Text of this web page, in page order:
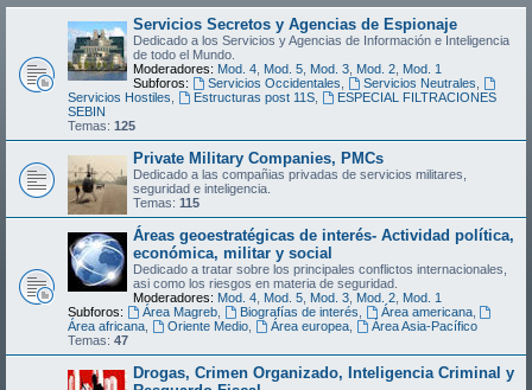
Servicios Secretos y Agencias de Espionaje
Dedicado a los Servicios y Agencias de Información e Inteligencia
de todo el Mundo.
Moderadores: Mod. 4 Mod. 5 Mod. 3 Mod. 2 Mod. 1
Subforos:
Servicios Occidentales Servicios Neutrales
Servicios Hostiles
Estructuras post 11S,
ESPECIAL FILTRACIONES
SEBIN
Temas: 125
Private Military Companies, PMCs
Dedicado a las compañias privadas de servicios militares,
seguridad e inteligencia.
Temas: 115
Áreas geoestratégicas de interés- Actividad política,
económica, militar y social
Dedicado a tratar sobre los principales conflictos internacionales,
asi como los riesgos en materia de seguridad.
Moderadores: Mod. 4 Mod. 5 Mod. 3 Mod. 2 Mod. 1
Subforos:
Área Magreb, Biografías de interés Área americana,
Área africana
Oriente Medio, Área europea,
Área Asia-Pacífico
Temas: 47
Drogas, Crimen Organizado, Inteligencia Criminal y